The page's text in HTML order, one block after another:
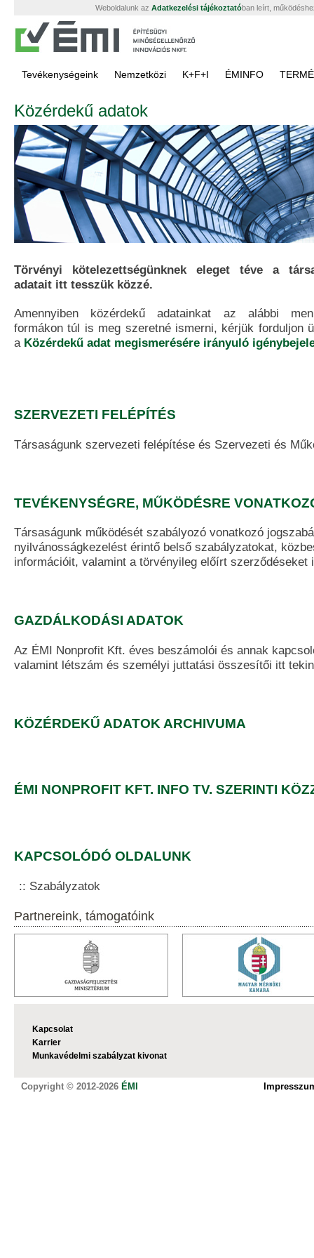
Weboldalunk az Adatkezelési tájékoztatóban leírt,
Tevékenységeink Nemzetközi K+F+I ÉMINFO
Közérdekű adatok
Törvényi kötelezettségünknek eleget téve a
adatait itt tesszük közzé.
Amennyiben közérdekű adatainkat az alábbi
formákon túl is meg szeretné ismerni, kérjük forduljon
a Közérdekű adat megismerésére irányuló
SZERVEZETI FELÉPÍTÉS
Társaságunk szervezeti felépítése és Szervezeti és
TEVÉKENYSÉGRE, MŰKÖDÉSRE
Társaságunk működését szabályozó vonatkozó
nyilvánosságkezelést érintő belső szabályzatokat,
információit, valamint a törvényileg előírt szerződéseket
GAZDÁLKODÁSI ADATOK
Az ÉMI Nonprofit Kft. éves beszámolói és annak
valamint létszám és személyi juttatási összesítői itt
KÖZÉRDEKŰ ADATOK ARCHIVUMA
ÉMI NONPROFIT KFT. INFO TV. SZERINTI
KAPCSOLÓDÓ OLDALUNK
Szabályzatok
Partnereink, támogatóink
Kapcsolat
Karrier
Munkavédelmi szabályzat kivonat
Copyright © 2012-2026 ÉMI